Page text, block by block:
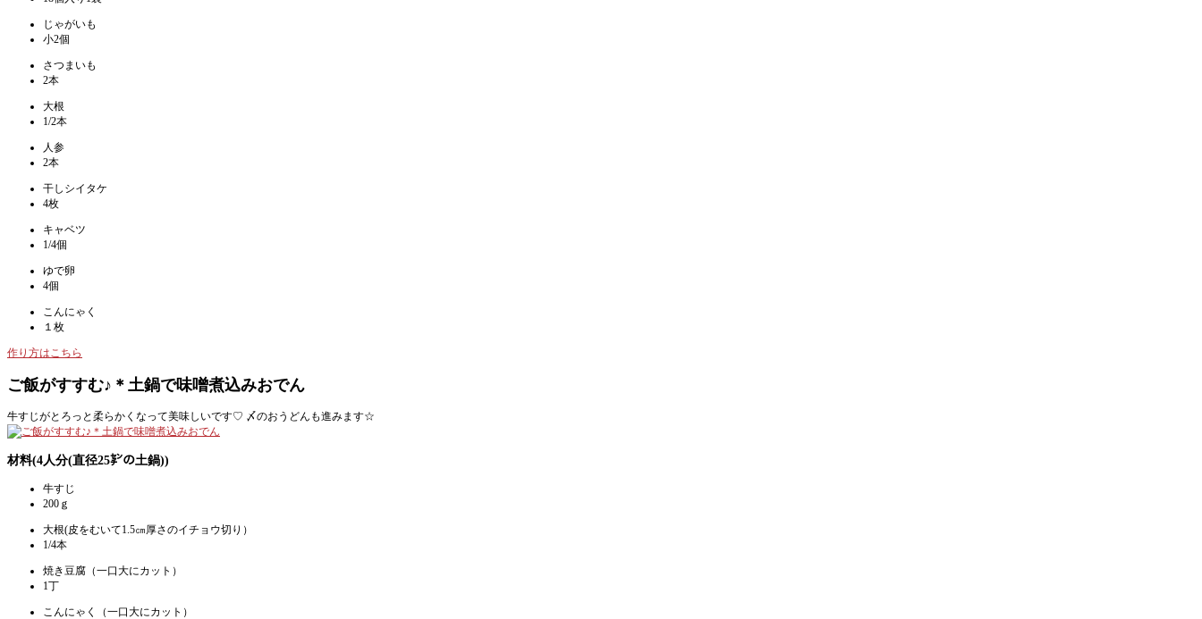
じゃがいも
小2個
さつまいも
2本
大根
1/2本
人参
2本
干しシイタケ
4枚
キャベツ
1/4個
ゆで卵
4個
こんにゃく
１枚
作り方はこちら
ご飯がすすむ♪＊土鍋で味噌煮込みおでん
牛すじがとろっと柔らかくなって美味しいです♡ 〆のおうどんも進みます☆
材料(4人分(直径25㌢の土鍋))
牛すじ
200ｇ
大根(皮をむいて1.5㎝厚さのイチョウ切り）
1/4本
焼き豆腐（一口大にカット）
1丁
こんにゃく（一口大にカット）